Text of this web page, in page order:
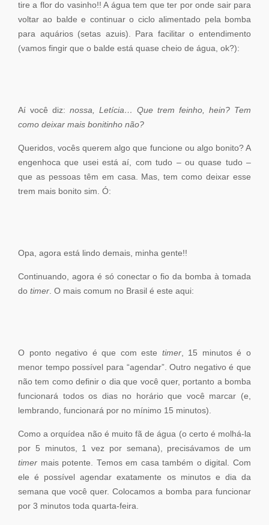
tire a flor do vasinho!! A água tem que ter por onde sair para
voltar ao balde e continuar o ciclo alimentado pela bomba
para aquários (setas azuis). Para facilitar o entendimento
(vamos fingir que o balde está quase cheio de água, ok?):
Aí você diz: nossa, Letícia… Que trem feinho, hein? Tem
como deixar mais bonitinho não?
Queridos, vocês querem algo que funcione ou algo bonito? A
engenhoca que usei está aí, com tudo – ou quase tudo –
que as pessoas têm em casa. Mas, tem como deixar esse
trem mais bonito sim. Ó:
Opa, agora está lindo demais, minha gente!!
Continuando, agora é só conectar o fio da bomba à tomada
do timer. O mais comum no Brasil é este aqui:
O ponto negativo é que com este timer, 15 minutos é o
menor tempo possível para “agendar”. Outro negativo é que
não tem como definir o dia que você quer, portanto a bomba
funcionará todos os dias no horário que você marcar (e,
lembrando, funcionará por no mínimo 15 minutos).
Como a orquídea não é muito fã de água (o certo é molhá-la
por 5 minutos, 1 vez por semana), precisávamos de um
timer mais potente. Temos em casa também o digital. Com
ele é possível agendar exatamente os minutos e dia da
semana que você quer. Colocamos a bomba para funcionar
por 3 minutos toda quarta-feira.